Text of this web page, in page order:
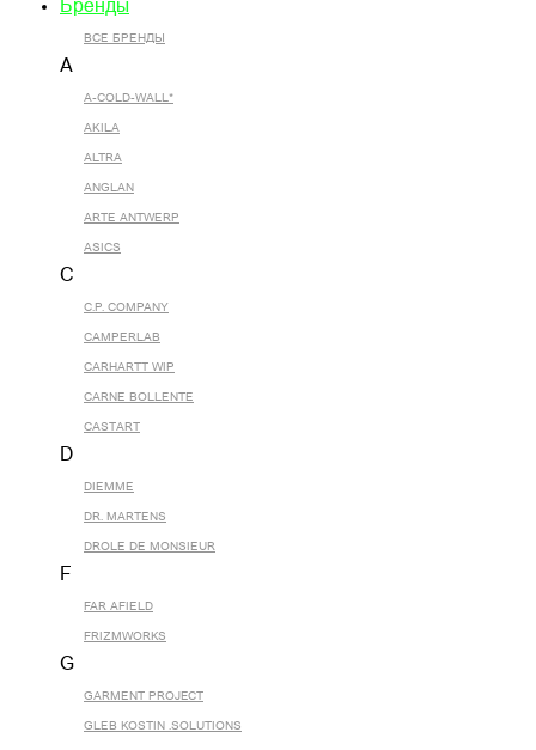
Бренды
ВСЕ БРЕНДЫ
A
A-COLD-WALL*
AKILA
ALTRA
ANGLAN
ARTE ANTWERP
ASICS
C
C.P. COMPANY
CAMPERLAB
CARHARTT WIP
CARNE BOLLENTE
CASTART
D
DIEMME
DR. MARTENS
DROLE DE MONSIEUR
F
FAR AFIELD
FRIZMWORKS
G
GARMENT PROJECT
GLEB KOSTIN .SOLUTIONS